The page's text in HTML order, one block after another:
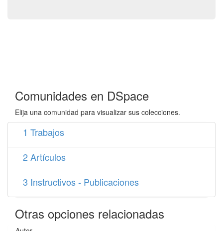
Comunidades en DSpace
Elija una comunidad para visualizar sus colecciones.
1 Trabajos
2 Artículos
3 Instructivos - Publicaciones
Otras opciones relacionadas